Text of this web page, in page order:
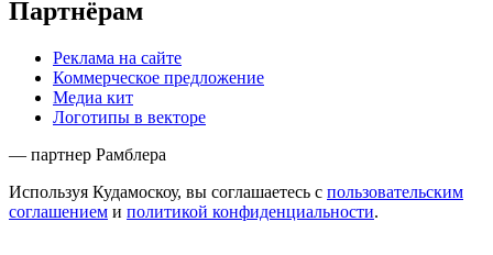
Партнёрам
Реклама на сайте
Коммерческое предложение
Медиа кит
Логотипы в векторе
— партнер Рамблера
Используя Кудамоскоу, вы соглашаетесь с пользовательским
соглашением и политикой конфиденциальности.